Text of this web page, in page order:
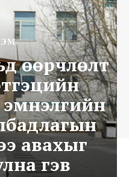
өөрчлөлт
эмнэлгийн
авахыг
гэв